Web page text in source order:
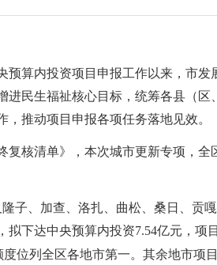
预算内投资项目申报工作以来，市发
民生福祉核心目标，统筹各县（区
推动项目申报各项任务落地见效。
复核清单》，本次城市更新专项，全
子、加查、洛扎、曲松、桑日、贡
拟下达中央预算内投资7.54亿元，项
度位列全区各地市第一。其余地市项